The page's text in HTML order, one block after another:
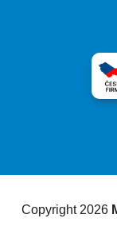
Copyright 2026